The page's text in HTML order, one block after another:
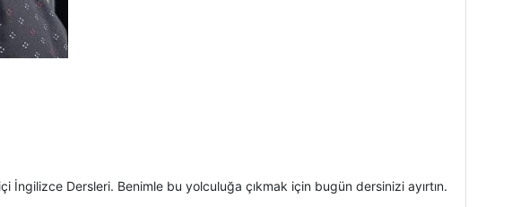
İngilizce Dersleri. Benimle bu yolculuğa çıkmak için bugün dersinizi ayırtın.